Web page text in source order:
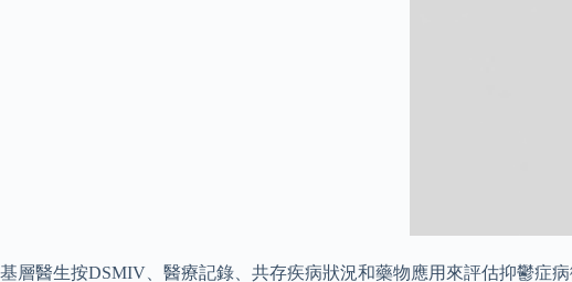
基層醫生按DSMIV、醫療記錄、共存疾病狀況和藥物應用來評估抑鬱症